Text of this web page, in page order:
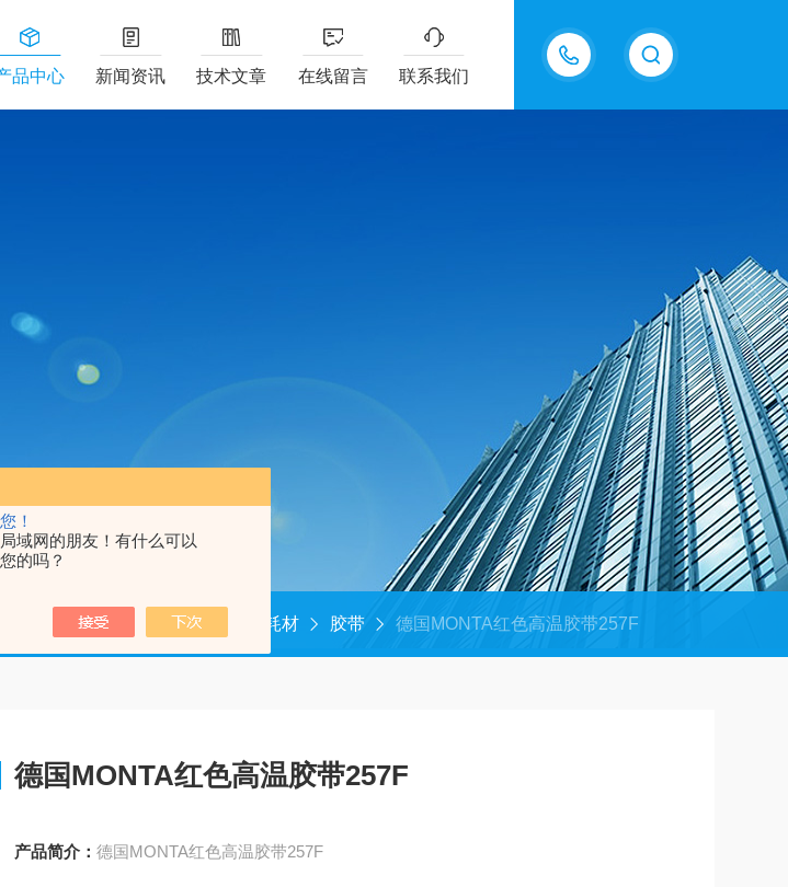
！
域网的朋友！有什么可以
的吗？
18202625585
品中心 新闻资讯 技术文章 在线留言 联系我们
首页 产品中心 配件耗材 胶带 德国MONTA红色高温胶带257F
德国MONTA红色高温胶带257F
产品简介：德国MONTA红色高温胶带257F